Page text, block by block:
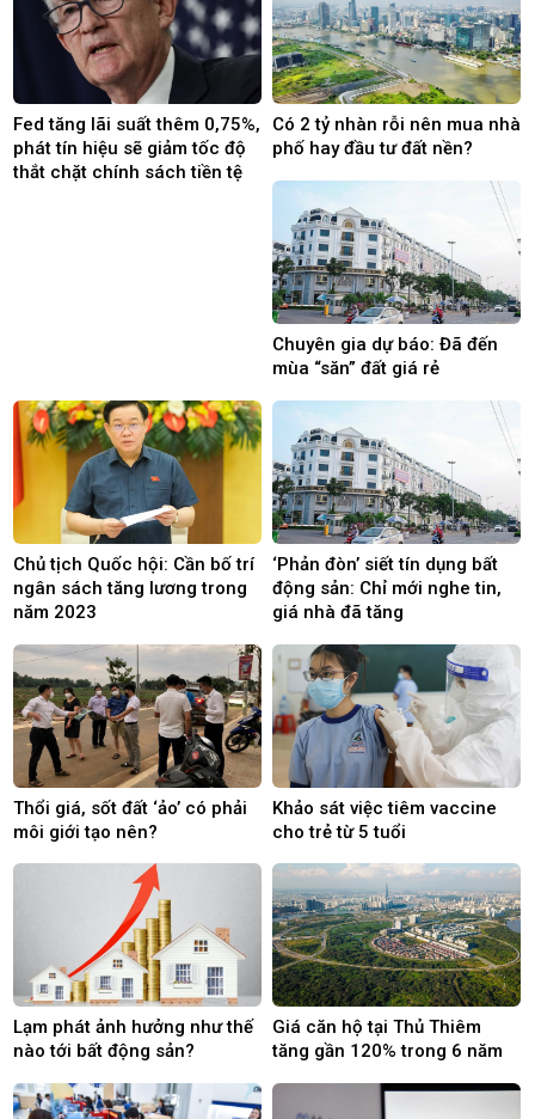
Fed tăng lãi suất thêm 0,75%,
phát tín hiệu sẽ giảm tốc độ
thắt chặt chính sách tiền tệ
Có 2 tỷ nhàn rỗi nên mua nhà
phố hay đầu tư đất nền?
Chuyên gia dự báo: Đã đến
mùa “săn” đất giá rẻ
Chủ tịch Quốc hội: Cần bố trí
ngân sách tăng lương trong
năm 2023
‘Phản đòn’ siết tín dụng bất
động sản: Chỉ mới nghe tin,
giá nhà đã tăng
Thổi giá, sốt đất ‘ảo’ có phải
môi giới tạo nên?
Khảo sát việc tiêm vaccine
cho trẻ từ 5 tuổi
Lạm phát ảnh hưởng như thế
nào tới bất động sản?
Giá căn hộ tại Thủ Thiêm
tăng gần 120% trong 6 năm